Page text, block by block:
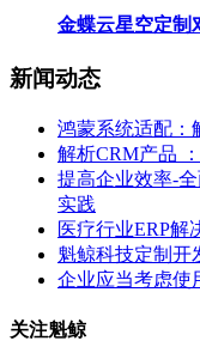
金蝶云星空定制
新闻动态
鸿蒙系统适配：
解析CRM产品
提高企业效率-
实践
医疗行业ERP解
魁鲸科技定制开
企业应当考虑使
关注魁鲸